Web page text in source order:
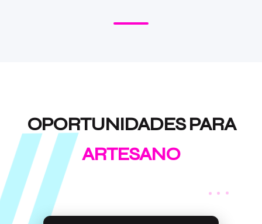
OPORTUNIDADES PARA
ARTESANO